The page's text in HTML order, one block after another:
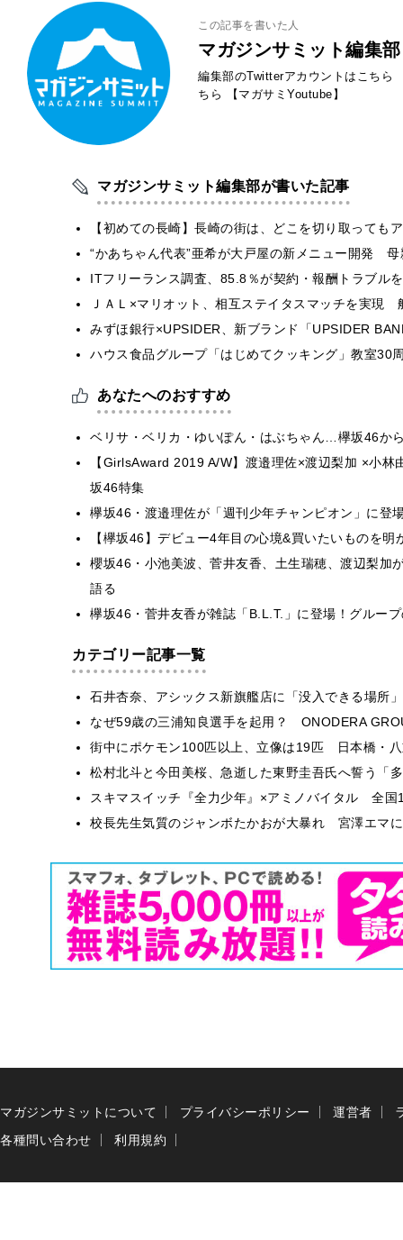
この記事を書いた人
マガジンサミット編集部
編集部のTwitterアカウントはこちら
ちら
【マガサミYoutube】
マガジンサミット編集部が書いた記事
【初めての長崎】長崎の街は、どこを切り取って
“かあちゃん代表”亜希が大戸屋の新メニュー開発
ITフリーランス調査、85.8％が契約・報酬トラブ
ＪＡＬ×マリオット、相互ステイタスマッチを実現
みずほ銀行×UPSIDER、新ブランド「UPSIDER
ハウス食品グループ「はじめてクッキング」教室
あなたへのおすすめ
ベリサ・ベリカ・ゆいぽん・はぶちゃん…欅坂46か
【GirlsAward 2019 A/W】渡邉理佐×渡辺梨加 ×小
坂46特集
欅坂46・渡邉理佐が「週刊少年チャンピオン」に登
【欅坂46】デビュー4年目の心境&買いたいものを明
櫻坂46・小池美波、菅井友香、土生瑞穂、渡辺梨加
語る
欅坂46・菅井友香が雑誌「B.L.T.」に登場！グルー
カテゴリー記事一覧
石井杏奈、アシックス新旗艦店に「没入できる場所
なぜ59歳の三浦知良選手を起用？ ONODERA
街中にポケモン100匹以上、立像は19匹 日本橋・
松村北斗と今田美桜、急逝した東野圭吾氏へ誓う「
スキマスイッチ『全力少年』×アミノバイタル 全国
校長先生気質のジャンボたかおが大暴れ 宮澤エマ
マガジンサミットについて プライバシーポリシー 運営者
各種問い合わせ
利用規約